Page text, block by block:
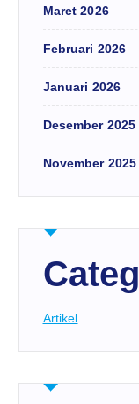
Maret 2026
Februari 2026
Januari 2026
Desember 2025
November 2025
Artikel